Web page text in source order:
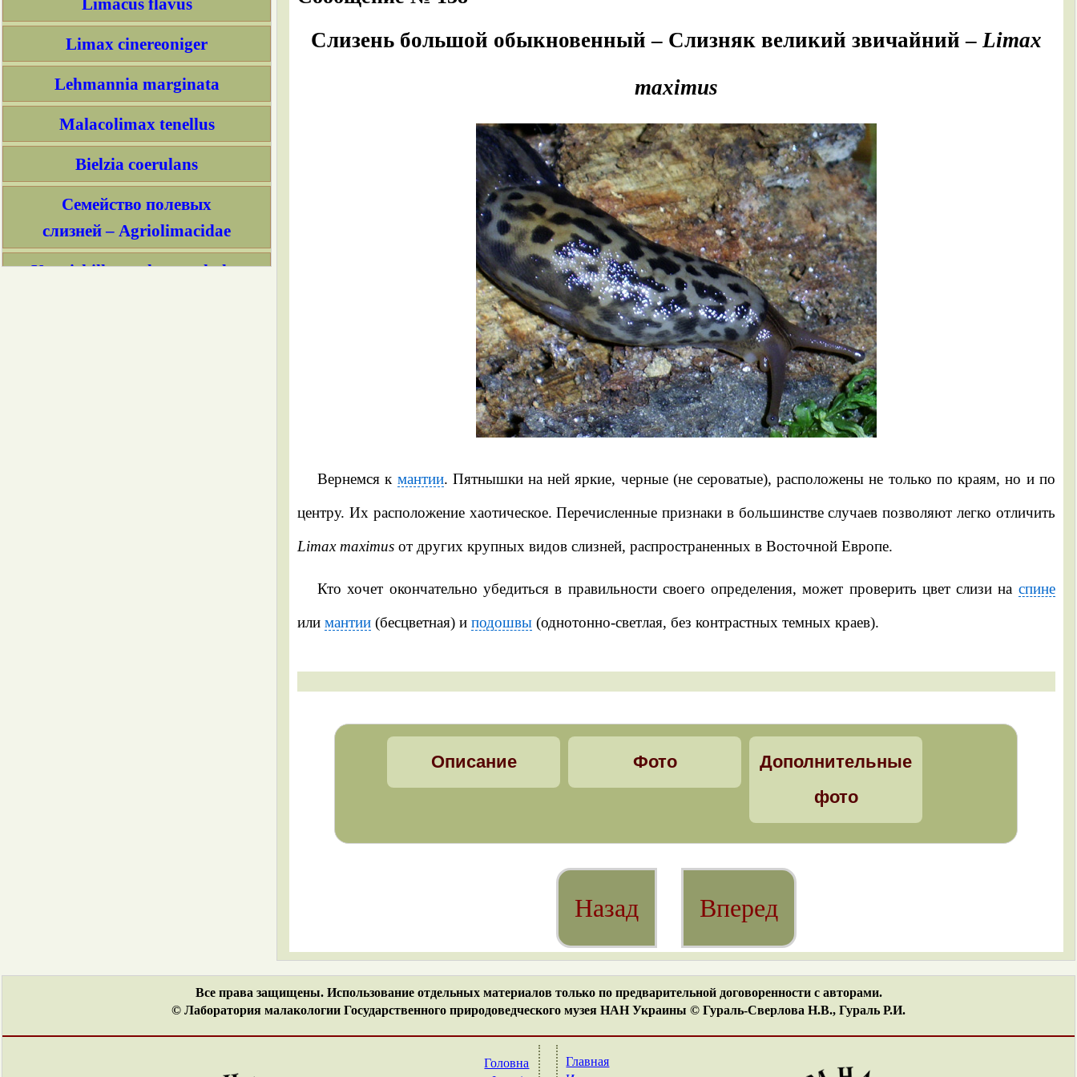
Limax cinereoniger
Lehmannia marginata
Malacolimax tenellus
Bielzia coerulans
Семейство полевых
слизней – Agriolimacidae
Krynickillus melanocephalus
Слизень большой обыкновенный – Слизняк великий звичайний –Limax
maximus
Вернемся к мантии. Пятнышки на ней яркие, черные (не сероватые), расположены не только по краям, но и по
центру. Их расположение хаотическое. Перечисленные признаки в большинстве случаев позволяют легко отличить
Limax maximus от других крупных видов слизней, распространенных в Восточной Европе.
Кто хочет окончательно убедиться в правильности своего определения, может проверить цвет слизи на спине
илимантии (бесцветная) иподошвы (однотонно-светлая, без контрастных темных краев).
Описание Фото
Дополнительные
фото
Назад Вперед
Все права защищены. Использование отдельных материалов только по предварительной договоренности с авторами.
© Лаборатория малакологии Государственного природоведческого музея НАН Украины © Гураль-Сверлова Н.В., Гураль Р.И.
Головна
Главная